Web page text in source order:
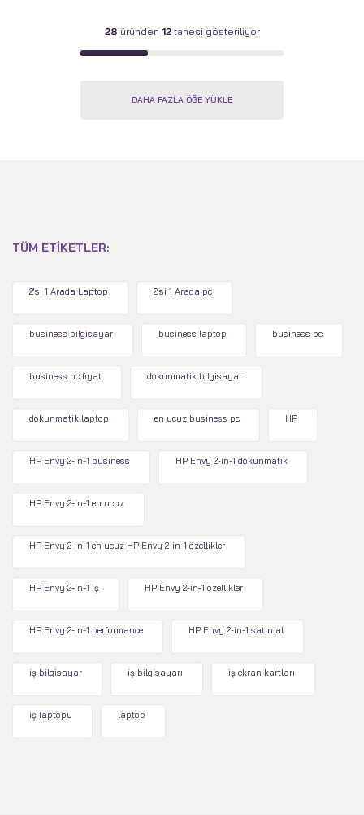
Home - Tutulma Grisi
28 üründen 12tanesi gösteriliyor
DAHA FAZLA ÖĞE YÜKLE
TÜM ETIKETLER:
2'si 1 Arada Laptop 2'si 1 Arada pc
business bilgisayar business laptop business pc
business pc fiyat dokunmatik bilgisayar
dokunmatik laptop en ucuz business pc HP
HP Envy 2-in-1 business HP Envy 2-in-1 dokunmatik
HP Envy 2-in-1 en ucuz
HP Envy 2-in-1 en ucuz HP Envy 2-in-1 özellikler
HP Envy 2-in-1 iş HP Envy 2-in-1 özellikler
HP Envy 2-in-1 performance HP Envy 2-in-1 satın al
iş bilgisayar iş bilgisayarı iş ekran kartları
iş laptopu laptop